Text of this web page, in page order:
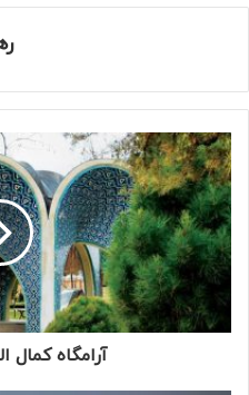
آرامگاه